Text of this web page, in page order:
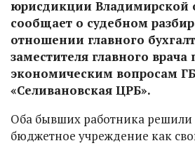
юрисдикции Владимирской
сообщает о судебном
отношении главного
заместителя главного врача
экономическим вопросам
«Селивановская ЦРБ».
Оба бывших работника решили
бюджетное учреждение как